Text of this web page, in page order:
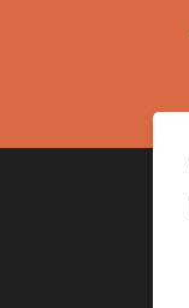
principal